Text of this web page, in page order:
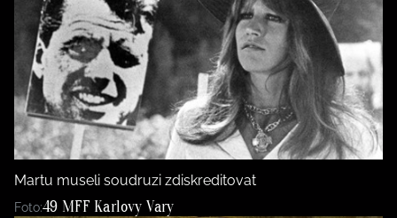
Martu museli soudruzi zdiskreditovat
Foto:49 MFF Karlovy Vary